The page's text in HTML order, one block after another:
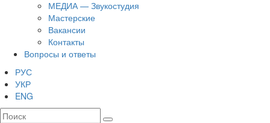
МЕДИА — Звукостудия
Мастерские
Вакансии
Контакты
Вопросы и ответы
РУС
УКР
ENG